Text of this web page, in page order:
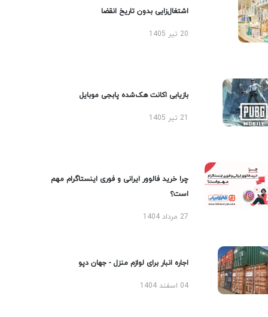
اشتغال‌زایی بدون تاریخ انقضا
20 تیر 1405
بازیابی اکانت هک‌شده پابجی موبایل
چرا خرید فالوور ایرانی و فوری اینستاگرام مهم
است؟
27 مرداد 1404
اجاره انبار برای لوازم منزل - جهان دپو
04 اسفند 1404